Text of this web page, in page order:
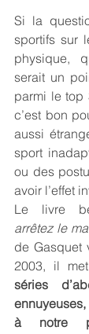
Si la
sportifs sur
physique,
serait un
parmi le top
c’est bon
aussi
sport
ou des
avoir l’effet
Le livre
arrêtez le
de Gasquet
2003, il
séries
à notre